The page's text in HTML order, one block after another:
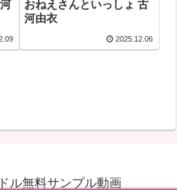
おねえさんといっしょ 古
河由衣
2025.12.06
ル無料サンプル動画